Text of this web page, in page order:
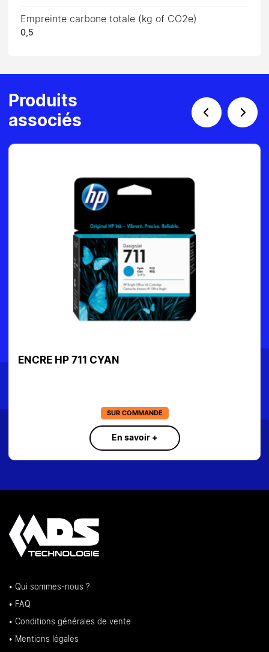
Empreinte carbone totale (kg of CO2e)
0,5
Produits
associés
ENCRE HP 653 C/M/Y 3 COULEURS
EN STOCK
En savoir +
• Qui sommes-nous ?
• FAQ
• Conditions générales de vente
• Mentions légales